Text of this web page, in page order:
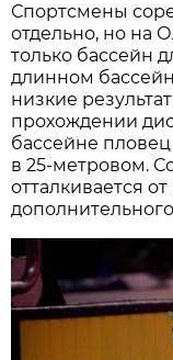
Спортсмены
отдельно, но на
только бассейн
длинном
низкие
прохождении
бассейне
в 25-метровом.
отталкивается